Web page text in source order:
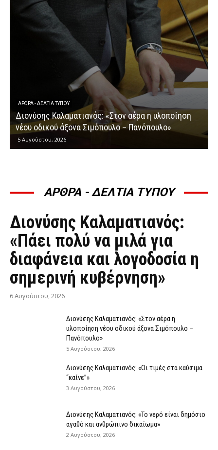
ΆΡΘΡΑ - ΔΕΛΤΊΑ ΤΎΠΟΥ
Διονύσης Καλαματιανός: «Στον αέρα η υλοποίηση
νέου οδικού άξονα Σιμόπουλο – Πανόπουλο»
5 Αυγούστου, 2026
ΑΡΘΡΑ - ΔΕΛΤΙΑ ΤΥΠΟΥ
ΆΡΘΡΑ - ΔΕΛΤΊΑ ΤΎΠΟΥ
Διονύσης Καλαματιανός:
«Πάει πολύ να μιλά για
διαφάνεια και λογοδοσία η
σημερινή κυβέρνηση»
6 Αυγούστου, 2026
Διονύσης Καλαματιανός: «Στον αέρα η
υλοποίηση νέου οδικού άξονα Σιμόπουλο –
Πανόπουλο»
5 Αυγούστου, 2026
Διονύσης Καλαματιανός: «Οι τιμές στα καύσιμα
“καίνε”»
3 Αυγούστου, 2026
Διονύσης Καλαματιανός: «Το νερό είναι δημόσιο
αγαθό και ανθρώπινο δικαίωμα»
2 Αυγούστου, 2026